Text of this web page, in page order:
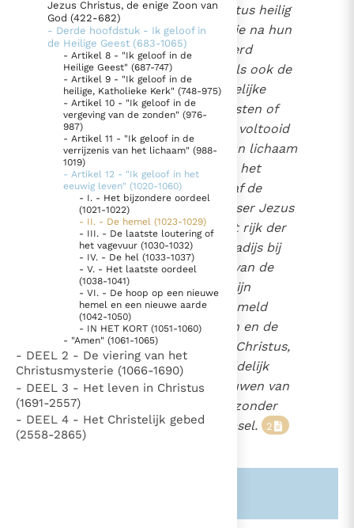
Berichten
Paus naar Pavia om o.a. H. Augustinus te eren
Het Vaticaan publiceert een nieuwe Latijnse uitgave
van het Romeins martyrologium
Vaticaanse financiële waakhond verliest autonomie
Paus spreekt het Wereldvoedselprogramma toe
Paus Leo XIV in Pavia: "De stad is zowel een gave als
een taak"
RK Documenten stelt heel veel belangrijke
kerkelijke documenten van de Rooms
Katholieke Kerk in het Nederlands beschikbaar
en is volledig afhankelijk van donaties.
Ik help mee!
Jezus Christus, de enige Zoon van
God (422-682)
- Derde hoofdstuk - Ik geloof in
de Heilige Geest (683-1065)
- Artikel 8 - "Ik geloof in de
Heilige Geest" (687-747)
- Artikel 9 - "Ik geloof in de
heilige, Katholieke Kerk" (748-975)
- Artikel 10 - "Ik geloof in de
vergeving van de zonden" (976-
987)
- Artikel 11 - "Ik geloof in de
verrijzenis van het lichaam" (988-
1019)
- Artikel 12 - "Ik geloof in het
eeuwig leven" (1020-1060)
- I. - Het bijzondere oordeel
(1021-1022)
- II. - De hemel (1023-1029)
- III. - De laatste loutering of
het vagevuur (1030-1032)
- IV. - De hel (1033-1037)
- V. - Het laatste oordeel
(1038-1041)
- VI. - De hoop op een nieuwe
hemel en een nieuwe aarde
(1042-1050)
- IN HET KORT (1051-1060)
- "Amen" (1061-1065)
- DEEL 2 - De viering van het
Christusmysterie (1066-1690)
- DEEL 3 - Het leven in Christus
(1691-2557)
- DEEL 4 - Het Christelijk gebed
(2558-2865)
na het ontvangen van Christus heilig
doopsel gestorven zijn en die na hun
heengaan niet meer gelouterd
hoefden te worden, (...) zoals ook de
zielen van hen die een dergelijke
loutering na hun dood moesten of
moeten ondergaan en deze voltooid
hebben (...) zelfs vóór ze hun lichaam
opnieuw aannemen en vóór het
laatste oordeel, en wel vanaf de
hemelvaart van onze Verlosser Jezus
Christus, in de hemel, in het rijk der
hemelen en het hemels paradijs bij
Christus in het gezelschap van de
heilige engelen verzameld zijn
verzameld worden en verzameld
zullen worden. Na het lijden en de
dood van onze Heer, Jezus Christus,
zagen zij en zien zij het goddelijk
wezen in een intuïtief schouwen van
aangezicht tot aangezicht, zonder
tussenkomst van een schepsel. 2